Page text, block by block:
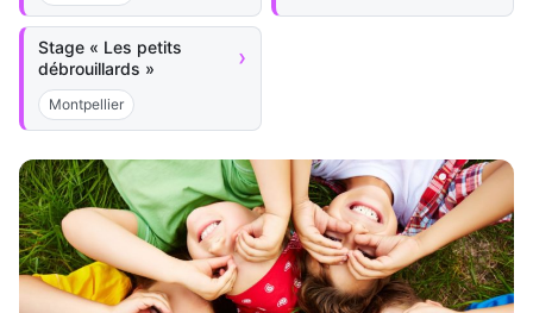
Stage « Les petits
débrouillards »
›
Montpellier